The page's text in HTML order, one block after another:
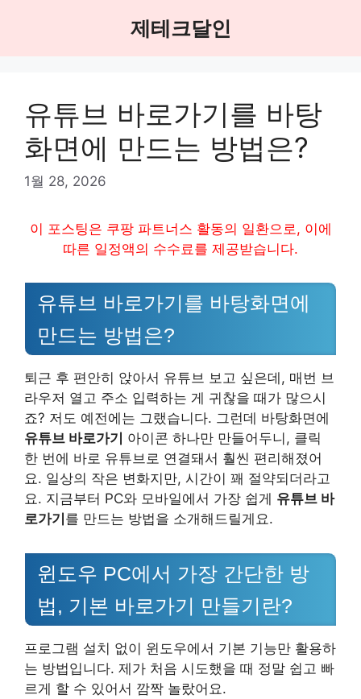
제테크달인
유튜브 바로가기를 바탕
화면에 만드는 방법은?
1월 28, 2026
이 포스팅은 쿠팡 파트너스 활동의 일환으로, 이에
따른 일정액의 수수료를 제공받습니다.
유튜브 바로가기를 바탕화면에
만드는 방법은?
퇴근 후 편안히 앉아서 유튜브 보고 싶은데, 매번 브
라우저 열고 주소 입력하는 게 귀찮을 때가 많으시
죠? 저도 예전에는 그랬습니다. 그런데 바탕화면에
유튜브 바로가기
아이콘 하나만 만들어두니, 클릭
한 번에 바로 유튜브로 연결돼서 훨씬 편리해졌어
요. 일상의 작은 변화지만, 시간이 꽤 절약되더라고
요. 지금부터 PC와 모바일에서 가장 쉽게 유튜브 바
로가기 를 만드는 방법을 소개해드릴게요.
윈도우 PC에서 가장 간단한 방
법, 기본 바로가기 만들기란?
프로그램 설치 없이 윈도우에서 기본 기능만 활용하
는 방법입니다. 제가 처음 시도했을 때 정말 쉽고 빠
르게 할 수 있어서 깜짝 놀랐어요.